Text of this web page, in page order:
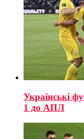
Українські
1 до АПЛ